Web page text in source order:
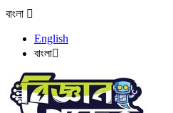
বাংলা 
English
বাংলা